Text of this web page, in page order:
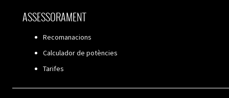
ASSESSORAMENT
Recomanacions
Calculador de potències
Tarifes